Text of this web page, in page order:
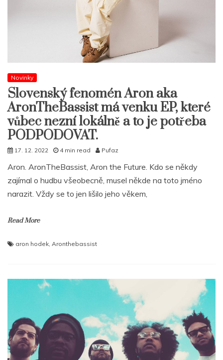
Novinky
Slovenský fenomén Aron aka
AronTheBassist má venku EP, které
vůbec nezní lokálně a to je potřeba
PODPODOVAT.
17. 12. 2022 4 min read Pufaz
Aron. AronTheBassist, Aron the Future. Kdo se někdy
zajímal o hudbu všeobecně, musel někde na toto jméno
narazit. Vždy se to jen lišilo jeho věkem,
Read More
aron hodek Aronthebassist